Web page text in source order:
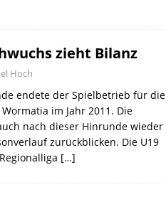
zieht Bilanz
Hoch
endete der Spielbetrieb für die
im Jahr 2011. Die
nach dieser Hinrunde wieder
zurückblicken. Die U19
[…]